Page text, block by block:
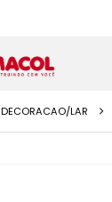
DECORACAO/LAR